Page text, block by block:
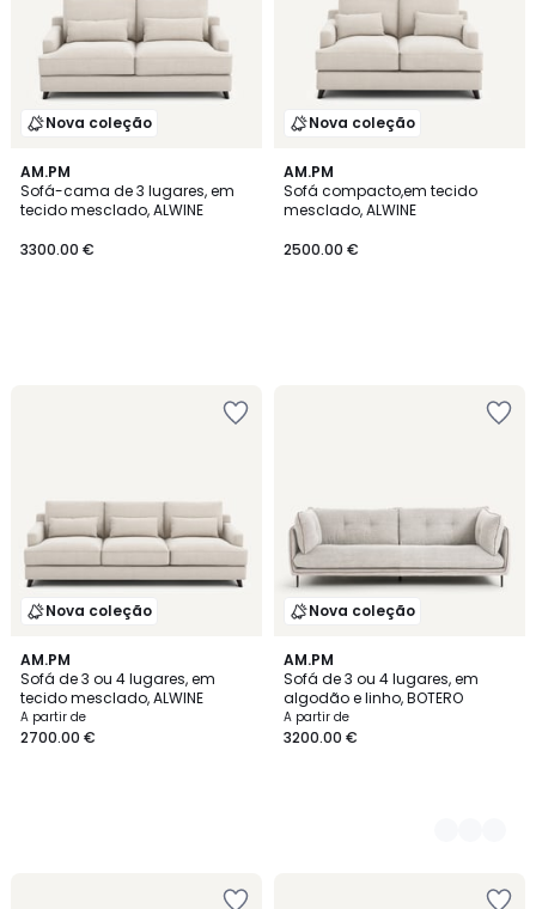
Nova coleção
AM.PM
Sofá-cama de 3 lugares, em
tecido mesclado, ALWINE
3300.00 €
Nova coleção
AM.PM
Sofá compacto,em tecido
mesclado, ALWINE
2500.00 €
Nova coleção
AM.PM
Sofá de 3 ou 4 lugares, em
tecido mesclado, ALWINE
A partir de
2700.00 €
Nova coleção
AM.PM
Sofá de 3 ou 4 lugares, em
algodão e linho, BOTERO
A partir de
3200.00 €
3
Cores